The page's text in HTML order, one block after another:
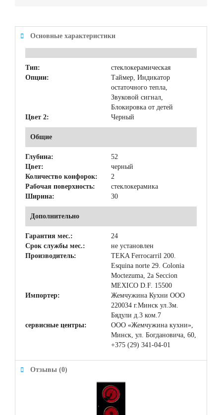
Основные характеристики
Тип:
стеклокерамическая
Опции:
Таймер, Индикатор
остаточного тепла,
Звуковой сигнал,
Блокировка от детей
Цвет 2:
Черный
Общие
Глубина:
52
Цвет:
черный
Количество конфорок:
2
Рабочая поверхность:
стеклокерамика
Ширина:
30
Дополнительно
Гарантия мес.:
24
Срок службы мес.:
не установлен
Производитель:
TEKA Ferrocarril 200.
Esquina norte 29. Colonia
Moctezuma, 2a Seccion
MEXICO D.F. 15500
Импортер:
Жемчужина Кухни ООО
220034 г.Минск ул.Зм.
Бядули д.3 ком.7
сервисные центры:
ООО «Жемчужина кухни»,
Минск, ул. Богдановича, 60,
+375 (29) 341-04-01
Отзывы (0)